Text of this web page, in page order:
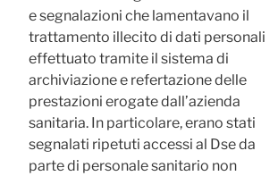
e segnalazioni che lamentavano il
trattamento illecito di dati personali
effettuato tramite il sistema di
archiviazione e refertazione delle
prestazioni erogate dall’azienda
sanitaria. In particolare, erano stati
segnalati ripetuti accessi al Dse da
parte di personale sanitario non